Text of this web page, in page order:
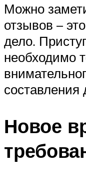
Можно
отзывов –
дело.
необходимо
составления
Новое